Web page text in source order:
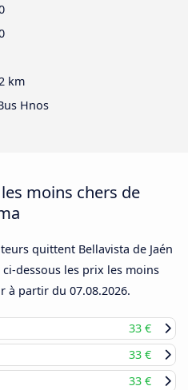
km
Hnos
moins chers de
quittent Bellavista de Jaén
dessous les prix les moins
à partir du 07.08.2026.
33 €
33 €
33 €